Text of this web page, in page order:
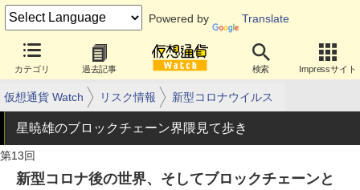
Powered by Translate
カテゴリ 過去記事 検索 Impressサイト
仮想通貨 Watch リスク情報 新型コロナウイルス
星暁雄のブロックチェーン界隈見て歩き
第13回
新型コロナ後の世界、そしてブロックチェーンと